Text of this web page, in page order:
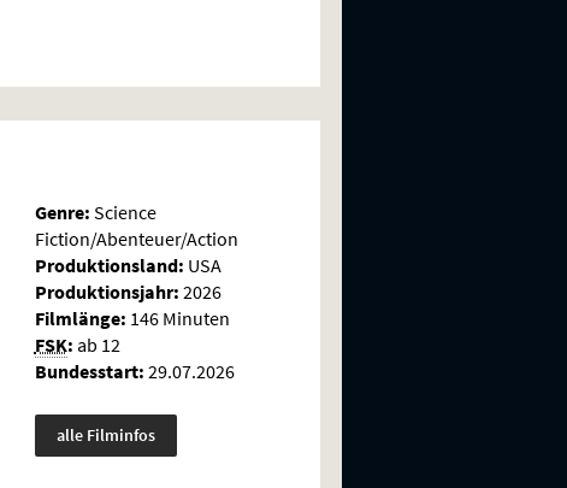
Genre: Science
Fiction/Abenteuer/Action
Produktionsland: USA
Produktionsjahr: 2026
Filmlänge: 146 Minuten
FSK: ab 12
Bundesstart: 29.07.2026
alle Filminfos